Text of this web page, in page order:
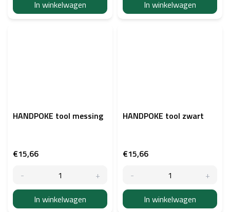
In winkelwagen In winkelwagen
HANDPOKE tool messing
€15,66
In winkelwagen
HANDPOKE tool zwart
€15,66
In winkelwagen